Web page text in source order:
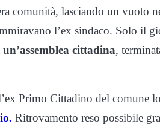
comunità, lasciando un vuoto
l’ex sindaco. Solo il
un’assemblea cittadina,
Primo Cittadino del comune
Ritrovamento reso possibile